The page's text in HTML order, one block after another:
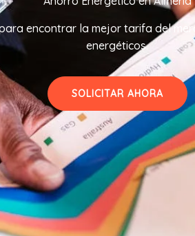
encontrar la mejor tarifa del
energéticos.
SOLICITAR AHORA